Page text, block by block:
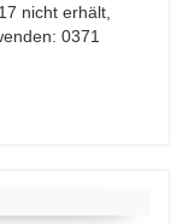
nicht erhält,
0371